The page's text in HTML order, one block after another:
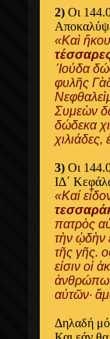
2) Οι
«Καὶ
᾿Ιούδα
φυλῆς
Συμεὼν
δώδεκα
3) Οι
ΙΔ΄
«Καί
πατρὸς
τὴν ᾠδὴν
τῆς γῆς.
εἰσιν οἱ
αὐτῶν·
Δηλαδή